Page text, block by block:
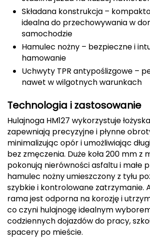
CMP
Cassin
Ciele Athletics
Climbing Technology
Coleman
Columbia
Comodo
D
DUNLOP
Darn Tough
Deuter
Składana konstrukcja –
idealna do przechowywania w
samochodzie
Hamulec nożny – bezpieczne i
hamowanie
Uchwyty TPR antypoślizgowe –
nawet w wilgotnych warunkach
Technologia i zastosowanie
Hulajnoga HM127 wykorzystuje
zapewniają precyzyjne i płynne
minimalizując opór i umożliwiając
bez zmęczenia. Duże koła 200 mm z
pokonują nierówności asfaltu i małe
hamulec nożny umieszczony z tyłu
szybkie i kontrolowane zatrzymanie.
rama jest odporna na korozję i
co czyni hulajnogę idealnym
codziennych dojazdów do pracy,
spacery po mieście.